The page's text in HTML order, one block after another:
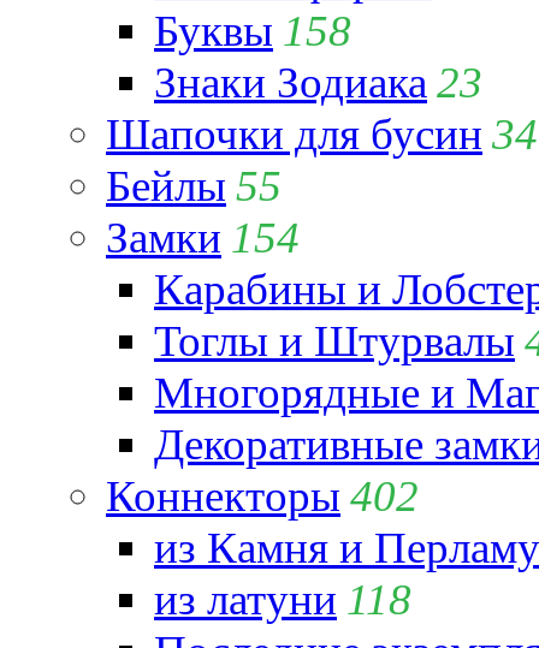
Буквы 158
Знаки Зодиака 23
Шапочки для бусин 34
Бейлы 55
Замки 154
Карабины и
Тоглы и Штурвалы
Многорядные и
Декоративные
Коннекторы 402
из Камня и
из латуни 118